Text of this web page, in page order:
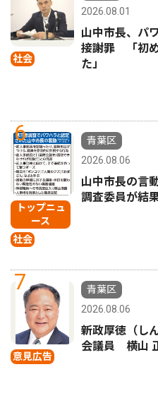
社会
2026.08.01
山中市長、パ
接謝罪 「初
た」
6
トップニュ
ース
社会
青葉区
2026.08.06
山中市長の言
調査委員が結
7
意見広告
青葉区
2026.08.06
新政厚徳（し
会議員 横山